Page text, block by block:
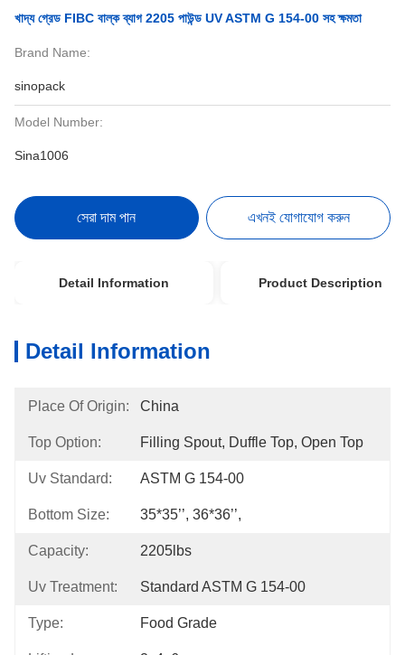
খাদ্য গ্রেড FIBC বাল্ক ব্যাগ 2205 পাউন্ড UV ASTM G 154-00 সহ ক্ষমতা
Brand Name:
sinopack
Model Number:
Sina1006
সেরা দাম পান এখনই যোগাযোগ করুন
Detail Information Product Description
Detail Information
Place Of Origin: China
Top Option: Filling Spout, Duffle Top, Open Top
Uv Standard: ASTM G 154-00
Bottom Size: 35*35’’, 36*36’’,
Capacity: 2205lbs
Uv Treatment: Standard ASTM G 154-00
Type: Food Grade